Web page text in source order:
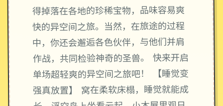
得掉落在各地的珍稀宝物，品味容易爽
快的异空间之旅。当然，在旅途的过程
中，你还会邂逅各色伙伴，与他们并肩
作战，共同检验神奇的圣兽。 快来开启
单场超轻爽的异空间之旅吧！ 【睡觉变
强真放置】 窝在柔软床榻，睡觉就能成